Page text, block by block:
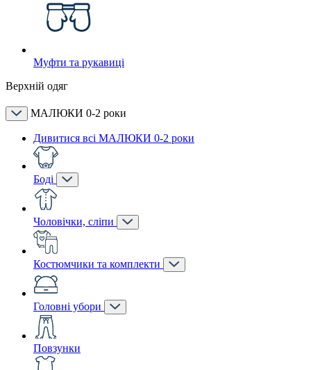
Муфти та рукавиці
Верхній одяг
МАЛЮКИ 0-2 роки
Дивитися всі МАЛЮКИ 0-2 роки
Боді
Чоловічки, сліпи
Костюмчики та комплекти
Головні убори
Повзунки